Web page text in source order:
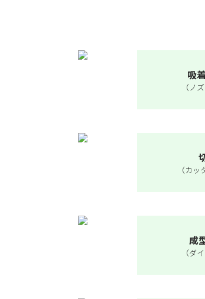
吸
（ノ
（カッ
成
（ダ